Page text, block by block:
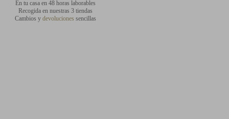
En tu casa en 48 horas laborables
Recogida en nuestras 3 tiendas
Cambios y devoluciones sencillas